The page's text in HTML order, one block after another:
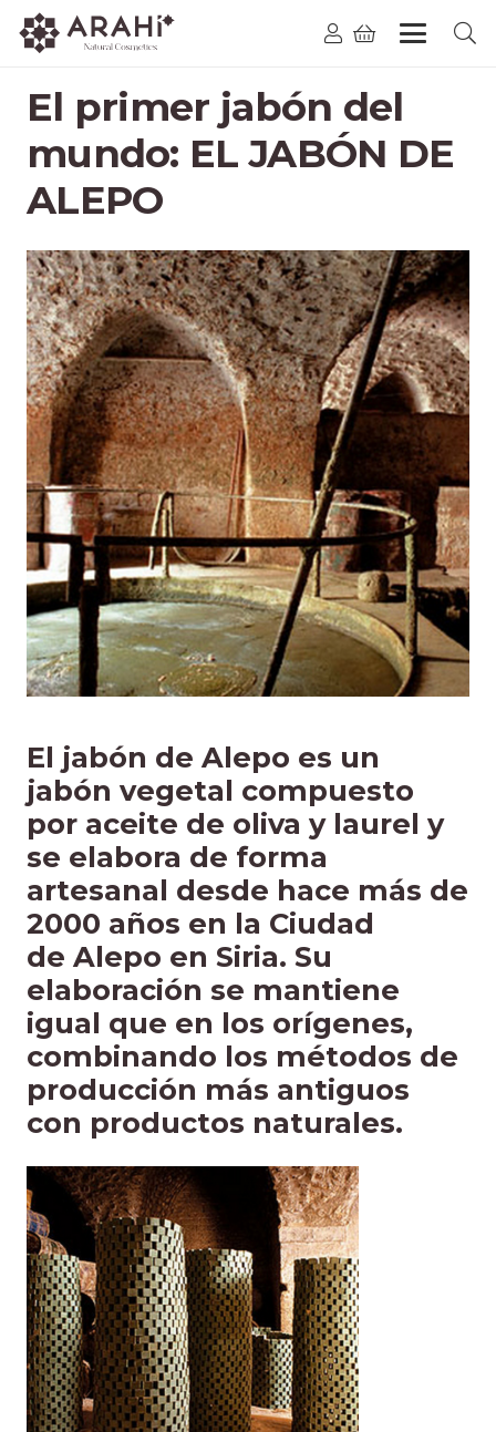
El primer jabón del
mundo: EL JABÓN DE
ALEPO
El jabón de Alepo es un
jabón vegetal compuesto
por aceite de oliva y laurel y
se elabora de forma
artesanal desde hace más de
2000 años en la Ciudad
de Alepo en Siria. Su
elaboración se mantiene
igual que en los orígenes,
combinando los métodos de
producción más antiguos
con productos naturales.